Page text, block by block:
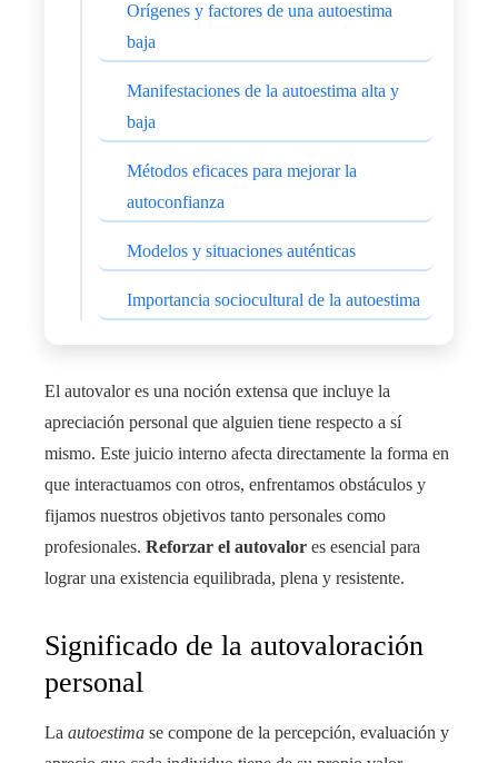
Orígenes y factores de una autoestima
baja
Manifestaciones de la autoestima alta y
baja
Métodos eficaces para mejorar la
autoconfianza
Modelos y situaciones auténticas
Importancia sociocultural de la autoestima
El autovalor es una noción extensa que incluye la
apreciación personal que alguien tiene respecto a sí
mismo. Este juicio interno afecta directamente la forma en
que interactuamos con otros, enfrentamos obstáculos y
fijamos nuestros objetivos tanto personales como
profesionales. Reforzar el autovalor es esencial para
lograr una existencia equilibrada, plena y resistente.
Significado de la autovaloración
personal
La autoestima se compone de la percepción, evaluación y